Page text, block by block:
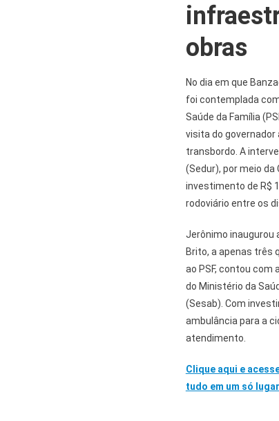
obras
No dia em que
foi contemplada
Saúde da Família
visita do governador
transbordo. A
(Sedur), por meio
investimento de R$
rodoviário entre os
Jerônimo inaugurou
Brito, a apenas três
ao PSF, contou com
do Ministério da
(Sesab). Com
ambulância para a
atendimento.
Clique aqui e
tudo em um só